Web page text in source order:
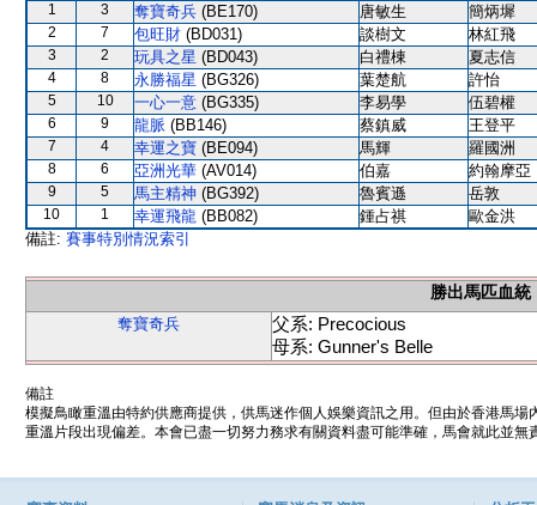
1 3 奪寶奇兵 (BE170) 唐敏生 簡炳墀
2 7 包旺財 (BD031) 談樹文 林紅飛
3 2 玩具之星 (BD043) 白禮棟 夏志信
4 8 永勝福星 (BG326) 葉楚航 許怡
5 10 一心一意 (BG335) 李易學 伍碧權
6 9 龍脈 (BB146) 蔡鎮威 王登平
7 4 幸運之寶 (BE094) 馬輝 羅國洲
8 6 亞洲光華 (AV014) 伯嘉 約翰摩亞
9 5 馬主精神 (BG392) 魯賓遜 岳敦
10 1 幸運飛龍 (BB082) 鍾占祺
歐金洪
備註: 賽事特別情況索引
勝出馬匹血統
奪寶奇兵
父系: Precocious
母系: Gunner's Belle
備註
模擬鳥瞰重溫由特約供應商提供，供馬迷作個人娛樂資訊之用。但由於香港馬
重溫片段出現偏差。本會已盡一切努力務求有關資料盡可能準確，馬會就此並